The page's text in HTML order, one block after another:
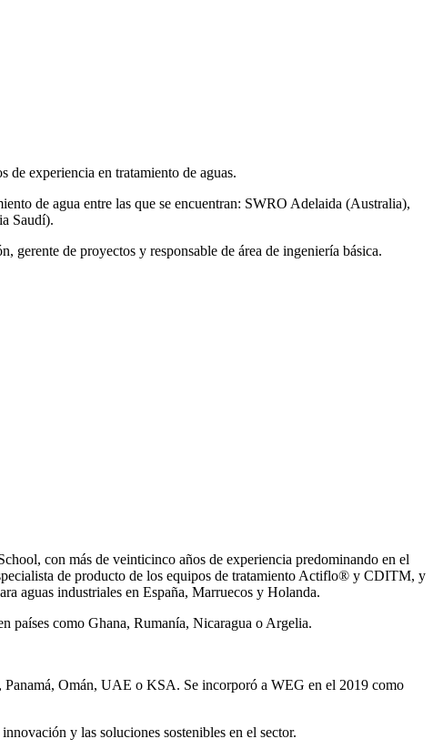
experiencia en tratamiento de aguas.
de agua entre las que se encuentran: SWRO Adelaida (Australia),
Saudí).
gerente de proyectos y responsable de área de ingeniería básica.
con más de veinticinco años de experiencia predominando en el
de producto de los equipos de tratamiento Actiflo® y CDITM, y
aguas industriales en España, Marruecos y Holanda.
países como Ghana, Rumanía, Nicaragua o Argelia.
Panamá, Omán, UAE o KSA. Se incorporó a WEG en el 2019 como
y las soluciones sostenibles en el sector.